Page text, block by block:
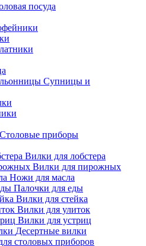
посуда
Супницы и
Cтоловые приборы
Вилки для лобстера
Вилки для пирожных
Ножи для масла
Палочки для еды
Вилки для стейка
Вилки для улиток
Вилки для устриц
Десертные вилки